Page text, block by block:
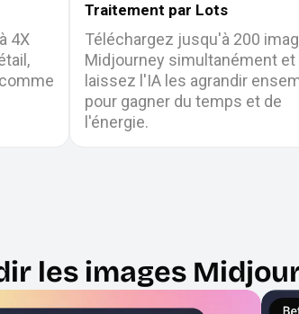
4X
Traitement par Lots
Téléchargez jusqu'à 200
Midjourney simultanément et
laissez l'IA les agrandir
pour gagner du temps et de
l'énergie.
les images